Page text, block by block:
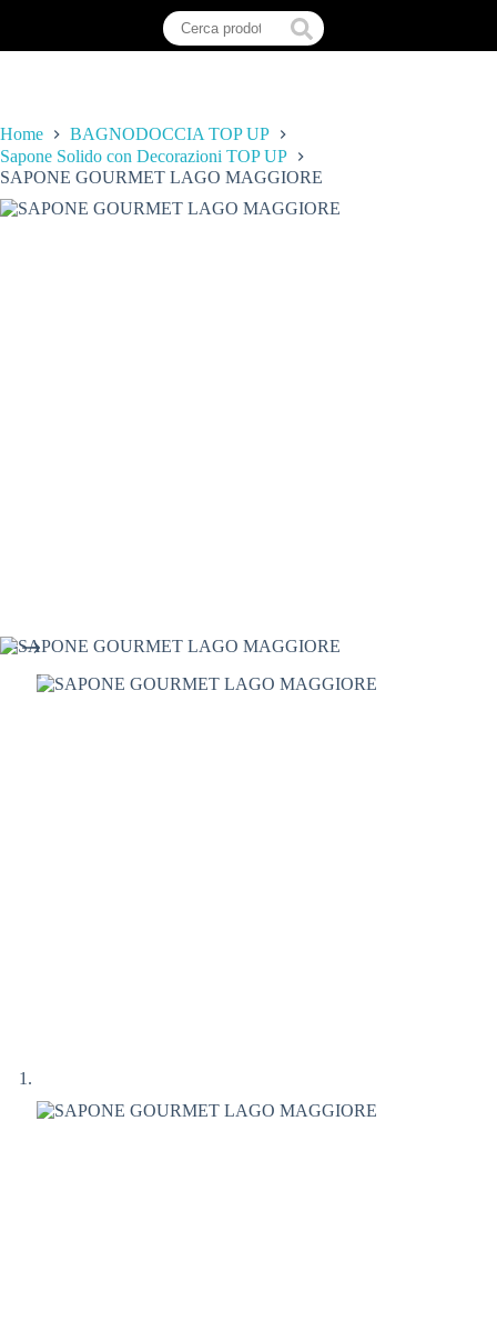
Home
BAGNODOCCIA TOP UP
Sapone Solido con Decorazioni TOP UP
SAPONE GOURMET LAGO MAGGIORE